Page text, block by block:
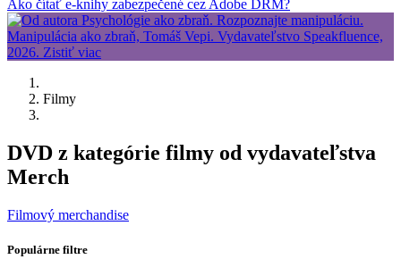
Ako čítať e-knihy zabezpečené cez Adobe DRM?
Filmy
DVD z kategórie filmy od vydavateľstva
Merch
Filmový merchandise
Populárne filtre